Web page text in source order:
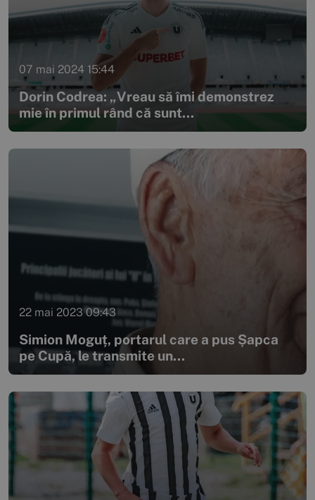
07 mai 2024 15:44
Dorin Codrea: „Vreau să îmi demonstrez
mie în primul rând că sunt...
22 mai 2023 09:43
Simion Moguț, portarul care a pus Șapca
pe Cupă, le transmite un...